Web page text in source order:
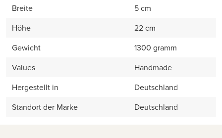
Breite
5 cm
Höhe
22 cm
Gewicht
1300 gramm
Values
Handmade
Hergestellt in
Deutschland
Standort der Marke
Deutschland